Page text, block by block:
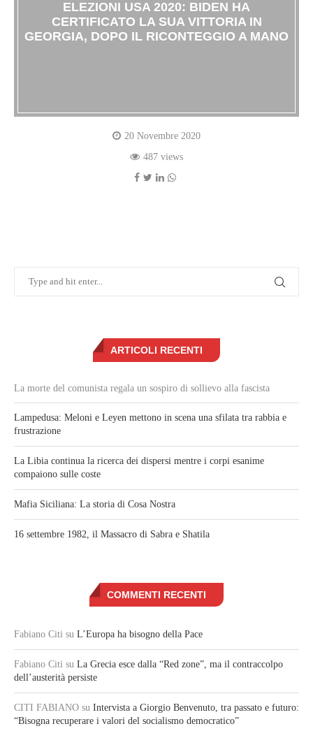
ELEZIONI USA 2020: BIDEN HA
CERTIFICATO LA SUA VITTORIA IN
GEORGIA, DOPO IL RICONTEGGIO A MANO
20 Novembre 2020
487 views
ARTICOLI RECENTI
La morte del comunista regala un sospiro di sollievo alla fascista
Lampedusa: Meloni e Leyen mettono in scena una sfilata tra rabbia e
frustrazione
La Libia continua la ricerca dei dispersi mentre i corpi esanime
compaiono sulle coste
Mafia Siciliana: La storia di Cosa Nostra
16 settembre 1982, il Massacro di Sabra e Shatila
COMMENTI RECENTI
Fabiano Citi su L’Europa ha bisogno della Pace
Fabiano Citi su La Grecia esce dalla “Red zone”, ma il contraccolpo
dell’austerità persiste
CITI FABIANO su Intervista a Giorgio Benvenuto, tra passato e futuro:
“Bisogna recuperare i valori del socialismo democratico”